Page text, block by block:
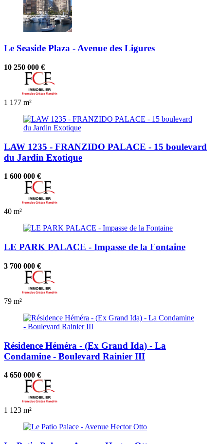
Le Seaside Plaza - Avenue des Ligures
10 250 000 €
1 177 m²
LAW 1235 - FRANZIDO PALACE - 15 boulevard
du Jardin Exotique
1 600 000 €
40 m²
LE PARK PALACE - Impasse de la Fontaine
3 700 000 €
79 m²
Résidence Héméra - (Ex Grand Ida) - La
Condamine - Boulevard Rainier III
4 650 000 €
1 123 m²